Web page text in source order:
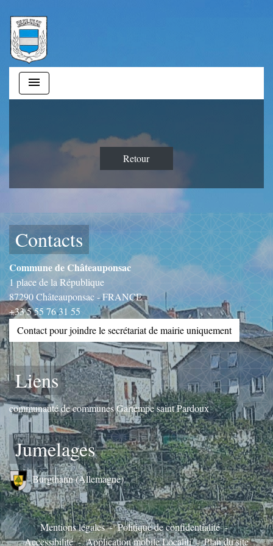
menu
Retour
Contacts
Commune de Châteauponsac
1 place de la République
87290 Châteauponsac - FRANCE
+33 5 55 76 31 55
Contact pour joindre le secrétariat de mairie uniquement
Liens
communauté de communes Gartempe saint Pardoux
Jumelages
Burgthann (Allemagne)
Mentions légales - Politique de confidentialité -
Accessibilité - Application mobile Localiti - Plan du site